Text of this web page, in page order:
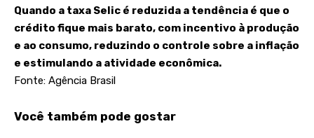
Quando a taxa Selic é reduzida a tendência é que o
crédito fique mais barato, com incentivo à produção
e ao consumo, reduzindo o controle sobre a inflação
e estimulando a atividade econômica.
Fonte: Agência Brasil
Você também pode gostar